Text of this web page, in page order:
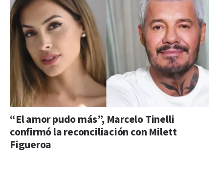
“El amor pudo más”, Marcelo Tinelli
confirmó la reconciliación con Milett
Figueroa